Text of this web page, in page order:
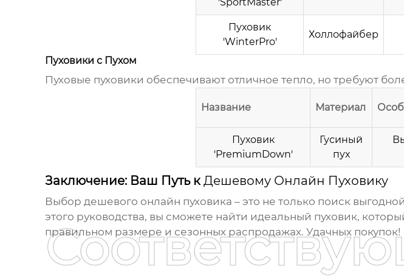
'SportMaster'
Пуховик
'WinterPro'
Холлофайбер
Пуховики с Пухом
Пуховые пуховики обеспечивают отличное тепло, но требуют
Название Материал
Пуховик
'PremiumDown'
Гусиный
пух
Заключение: Ваш Путь кДешевому Онлайн Пуховику
Выбор дешевого онлайн пуховика – это не только поиск
этого руководства, вы сможете найти идеальный пуховик,
правильном размере и сезонных распродажах. Удачных покупок!